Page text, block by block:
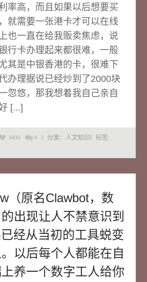
率高，而且如果以后想要买
就需要一张港卡才可以在线
也一直在给我贩卖焦虑，说
行卡办理起来都很难，一般
其是中银香港的卡，很难下
办理据说已经炒到了2000块
忽悠，那我想着我自己亲自
[...]
1831 0 / 分类：人文知识/
标签:
（原名Clawbot，数
出现让人不禁意识到
经从当初的工具蜕变
以后每个人都能在自
养一个数字工人给你